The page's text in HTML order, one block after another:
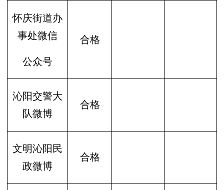
怀庆街道办
事处微信
公众号
合格
沁阳交警大
队微博
合格
文明沁阳民
政微博
合格